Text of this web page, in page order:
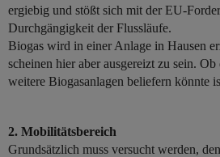
ergiebig und stößt sich mit der EU-
Durchgängigkeit der Flussläufe.
Biogas wird in einer Anlage in Hausen
scheinen hier aber ausgereizt zu sein.
weitere Biogasanlagen beliefern könnte
2. Mobilitätsbereich
Grundsätzlich muss versucht werden,